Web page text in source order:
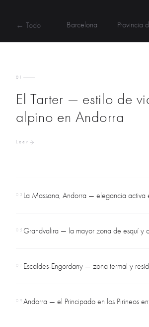
← Todo Barcelona Provincia
01
El Tarter — estilo de
alpino en Andorra
Leer
03 La Massana, Andorra — elegancia activa
05Grandvalira — la mayor zona de esquí y
07 Escaldes-Engordany — zona termal y
09 Andorra — el Principado en los Pirineos